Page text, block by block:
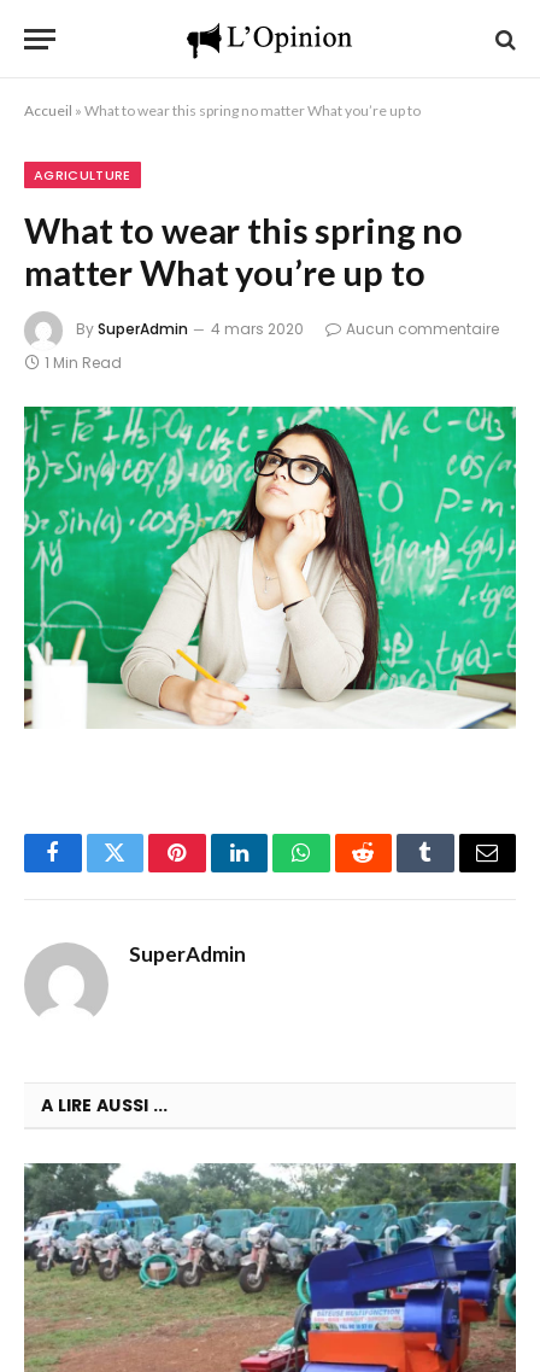
Accueil » What to wear this spring no matter What you’re up to
AGRICULTURE
What to wear this spring no
matter What you’re up to
BySuperAdmin 4 mars 2020
Aucun commentaire
1 Min Read
FacebookTwitterPinterestLinkedInWhatsAppRedditTumblrEmail
SuperAdmin
A LIRE AUSSI ...